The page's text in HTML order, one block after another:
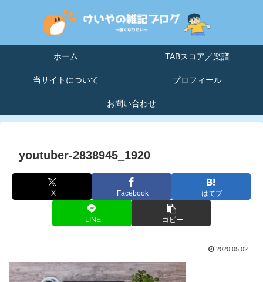
ホーム TABスコア／楽譜
当サイトについて プロフィール
お問い合わせ
youtuber-2838945_1920
X Facebook はてブ
LINE コピー
2020.05.02